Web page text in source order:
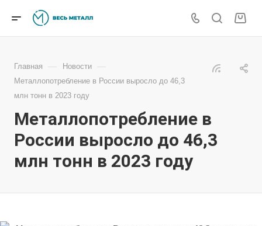
Главная — Новости —
Металлопотребление в России выросло до 46,3
млн тонн в 2023 году
Металлопотребление в
России выросло до 46,3
млн тонн в 2023 году